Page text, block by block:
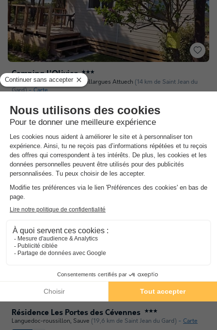
Camping l'Olivier ★★★
Languedoc-roussillon, Massillargues Attuech (14 km de Saint Jean du
Gard)
Carte
Piscine
Anduze
Voir les autres disponibilités
Résidence Les Portes des Cévennes ★★★
Languedoc-roussillon, Sauve (19,6 km de Saint Jean du Gard) Carte